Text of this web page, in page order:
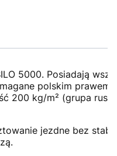
5000. Posiadają
polskim prawem.
200 kg/m² (grupa
jezdne bez